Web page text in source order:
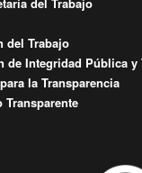
del Trabajo
de Integridad Pública y
la Transparencia
Transparente